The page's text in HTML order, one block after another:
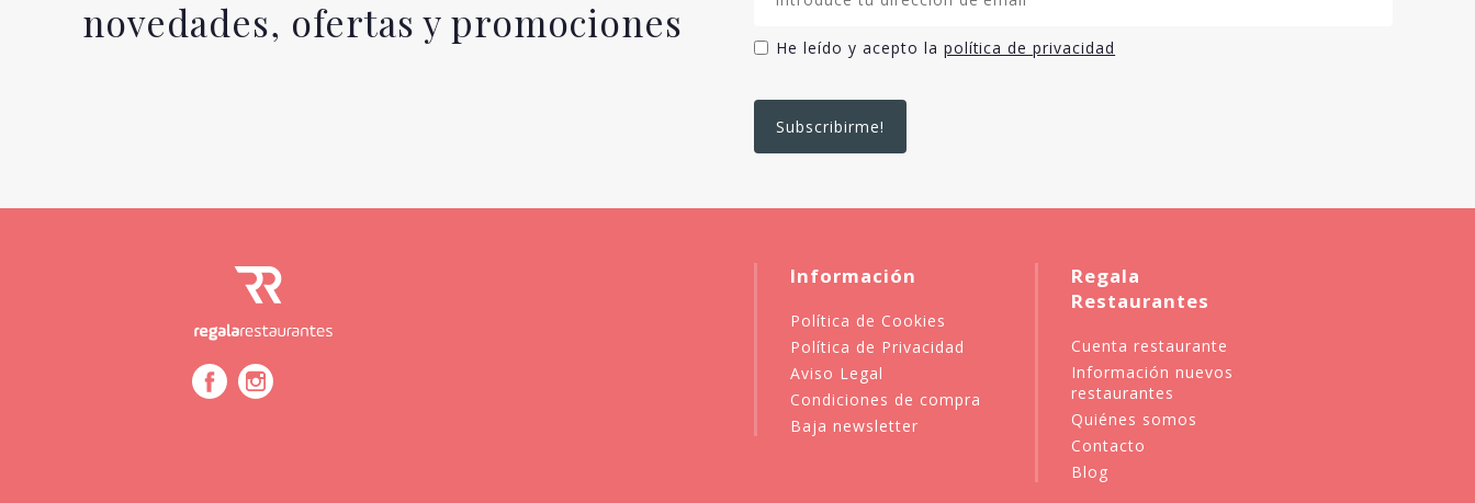
novedades, ofertas y promociones
He leído y acepto la política de privacidad
Información
Política de Cookies
Política de Privacidad
Aviso Legal
Condiciones de compra
Baja newsletter
Regala
Restaurantes
Cuenta restaurante
Información nuevos
restaurantes
Quiénes somos
Contacto
Blog